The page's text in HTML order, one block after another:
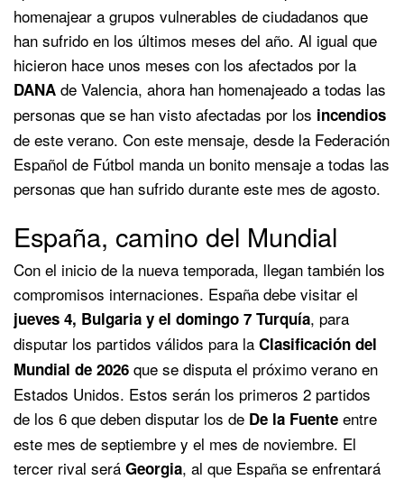
homenajear a grupos vulnerables de ciudadanos que
han sufrido en los últimos meses del año. Al igual que
hicieron hace unos meses con los afectados por la
DANA de Valencia, ahora han homenajeado a todas las
personas que se han visto afectadas por los incendios
de este verano. Con este mensaje, desde la Federación
Español de Fútbol manda un bonito mensaje a todas las
personas que han sufrido durante este mes de agosto.
España, camino del Mundial
Con el inicio de la nueva temporada, llegan también los
compromisos internaciones. España debe visitar el
jueves 4, Bulgaria y el domingo 7 Turquía, para
disputar los partidos válidos para la Clasificación del
Mundial de 2026 que se disputa el próximo verano en
Estados Unidos. Estos serán los primeros 2 partidos
de los 6 que deben disputar los de De la Fuente entre
este mes de septiembre y el mes de noviembre. El
tercer rival será Georgia, al que España se enfrentará